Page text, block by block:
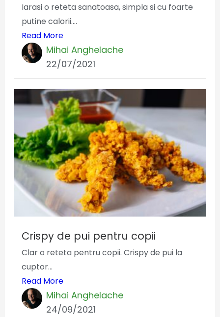
Iarasi o reteta sanatoasa, simpla si cu foarte
putine calorii....
Read More
Mihai Anghelache
22/07/2021
Crispy de pui pentru copii
Clar o reteta pentru copii. Crispy de pui la
cuptor...
Read More
Mihai Anghelache
24/09/2021